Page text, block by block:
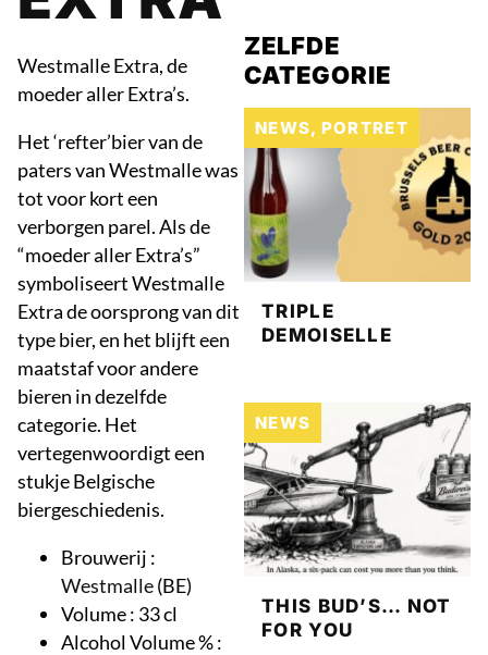
Westmalle Extra, de
moeder aller Extra’s.
Het ‘refter’bier van de
paters van Westmalle was
tot voor kort een
verborgen parel. Als de
“moeder aller Extra’s”
symboliseert Westmalle
Extra de oorsprong van dit
type bier, en het blijft een
maatstaf voor andere
bieren in dezelfde
categorie. Het
vertegenwoordigt een
stukje Belgische
biergeschiedenis.
Brouwerij :
Westmalle(BE)
Volume : 33 cl
Alcohol Volume % :
ZELFDE
CATEGORIE
NEWS, PORTRET
TRIPLE
DEMOISELLE
NEWS
THIS BUD’S… NOT
FOR YOU